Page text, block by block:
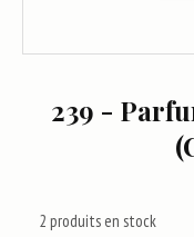
239 -
2 produits en stock